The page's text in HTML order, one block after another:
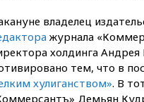
владелец
журнала
холдинга Андрея
тем, что в
хулиганством». В
Демьян